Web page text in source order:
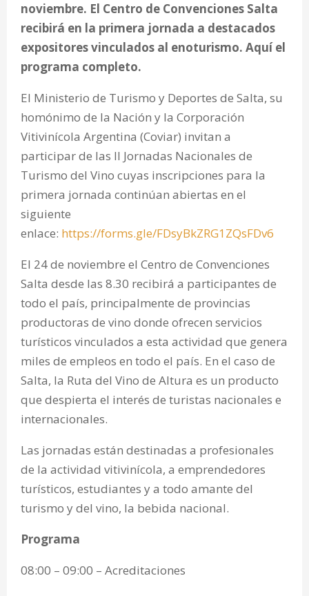
noviembre. El Centro de Convenciones Salta
recibirá en la primera jornada a destacados
expositores vinculados al enoturismo. Aquí el
programa completo.
El Ministerio de Turismo y Deportes de Salta, su
homónimo de la Nación y la Corporación
Vitivinícola Argentina (Coviar) invitan a
participar de las II Jornadas Nacionales de
Turismo del Vino cuyas inscripciones para la
primera jornada continúan abiertas en el
siguiente
enlace: https://forms.gle/FDsyBkZRG1ZQsFDv6
El 24 de noviembre el Centro de Convenciones
Salta desde las 8.30 recibirá a participantes de
todo el país, principalmente de provincias
productoras de vino donde ofrecen servicios
turísticos vinculados a esta actividad que genera
miles de empleos en todo el país. En el caso de
Salta, la Ruta del Vino de Altura es un producto
que despierta el interés de turistas nacionales e
internacionales.
Las jornadas están destinadas a profesionales
de la actividad vitivinícola, a emprendedores
turísticos, estudiantes y a todo amante del
turismo y del vino, la bebida nacional.
Programa
08:00 – 09:00 – Acreditaciones